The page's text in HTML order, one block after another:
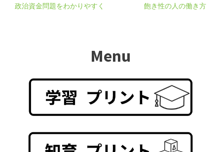
政治資金問題をわかりやすく
飽き性の人の働き方
Menu